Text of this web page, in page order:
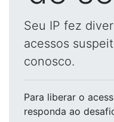
Seu IP fez
acessos
conosco.
Para liberar o
responda ao